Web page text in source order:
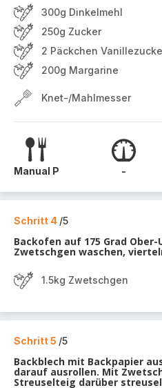
300g Dinkelmehl
250g Zucker
2 Päckchen
200g Margarine
Knet-/Mahlmesser
Manual P -
Schritt 4 /5
Backofen auf 175 Grad
Zwetschgen waschen,
1.5kg Zwetschgen
Schritt 5 /5
Backblech mit Backpapier
darauf ausrollen. Mit
Streuselteig darüber